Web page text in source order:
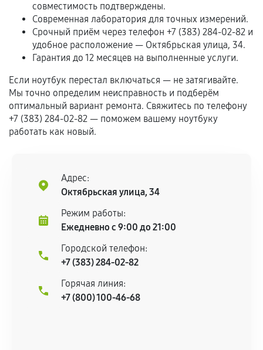
Программные сбои, если это не указано в
отдельных условиях.
Если комплектующие куплены
самостоятельно
Гарантия на выполненные работы может
сохраняться полностью или частично, если
техническим параметрам и не имеют внешних
дефектов.
Установка была выполнена нашим сервисным
центром.
При этом гарантия на сами комплектующие
остается на стороне производителя или
продавца. За качество сторонних деталей
сервисный центр ответственности не несет.
совместимость подтверждены.
Современная лаборатория для точных измерений.
Срочный приём через телефон +7 (383) 284-02-82 и
удобное расположение — Октябрьская улица, 34.
Гарантия до 12 месяцев на выполненные услуги.
Если ноутбук перестал включаться — не затягивайте.
Мы точно определим неисправность и подберём
оптимальный вариант ремонта. Свяжитесь по телефону
+7 (383) 284-02-82 — поможем вашему ноутбуку
работать как новый.
Адрес:
Октябрьская улица, 34
Режим работы:
Ежедневно с 9:00 до 21:00
Городской телефон:
+7 (383) 284-02-82
Горячая линия:
+7 (800) 100-46-68